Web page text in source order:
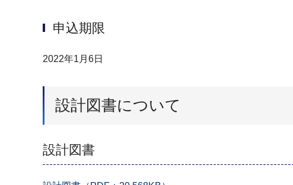
申込期限
2022年1月6日
設計図書について
設計図書